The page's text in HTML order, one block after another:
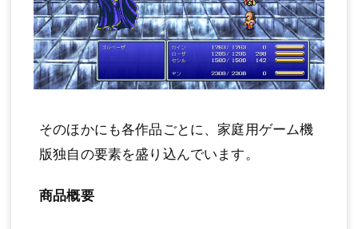
そのほかにも各作品ごとに、家庭用ゲーム機
版独自の要素を盛り込んでいます。
商品概要